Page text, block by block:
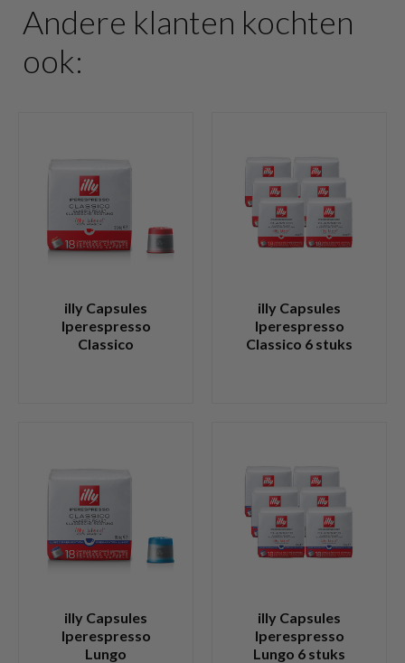
Andere klanten kochten
ook:
illy Capsules
Iperespresso
Classico
illy Capsules
Iperespresso
Classico 6 stuks
illy Capsules
Iperespresso
Lungo
illy Capsules
Iperespresso
Lungo 6 stuks